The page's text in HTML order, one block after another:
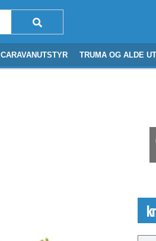
CARAVANUTSTYR TRUMA OG ALDE